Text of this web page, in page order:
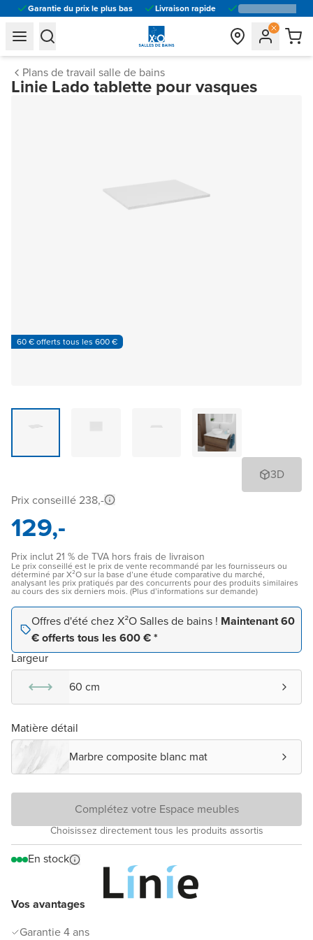
Garantie du prix le plus bas Livraison rapide
general.navigation.toggle_menu.label
general.navigation.toggle_menu.label
Plans de travail salle de bains
Linie Lado tablette pour vasques
60 € offerts tous les 600 €
3D
Vos avantages
Garantie 4 ans
Prix conseillé 238,-
129,-
Prix inclut 21 % de TVA hors frais de livraison
Le prix conseillé est le prix de vente recommandé par les fournisseurs ou
déterminé par X²O sur la base d’une étude comparative du marché,
analysant les prix pratiqués par des concurrents pour des produits similaires
au cours des six derniers mois. (Plus d’informations sur demande)
Offres d'été chez X²O Salles de bains ! Maintenant 60
€ offerts tous les 600 € *
Largeur
60 cm
Matière détail
Marbre composite blanc mat
Complétez votre Espace meubles
Choisissez directement tous les produits assortis
En stock